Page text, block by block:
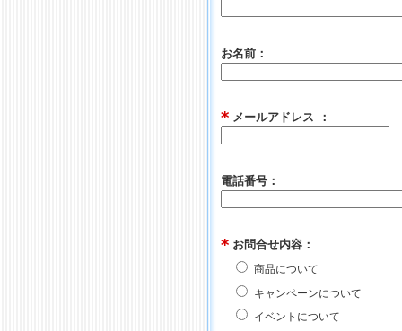
お名前：
メールアドレス ：
*
電話番号：
お問合せ内容：
*
商品について
キャンペーンについて
イベントについて